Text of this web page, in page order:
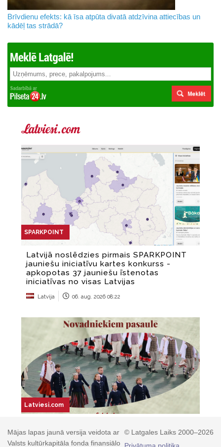
Brīvdienu efekts: kā īsa atpūta divatā atdzīvina attiecības un
kādēļ tas strādā?
© Latgales Laiks 2000–2026
Mājas lapas jaunā versija veidota ar
Valsts kultūrkapitāla fonda finansiālo